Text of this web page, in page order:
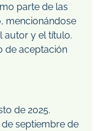
parte de las
mencionándose
autor y el título.
de aceptación
de 2025.
de septiembre de